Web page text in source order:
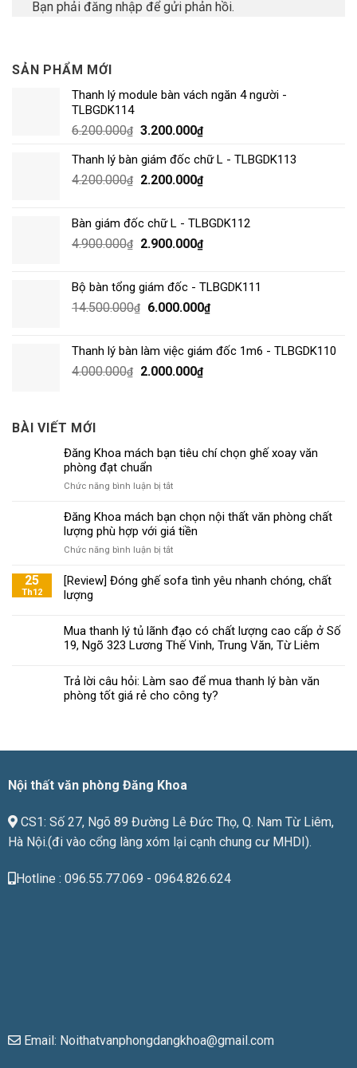
SẢN PHẨM MỚI
Thanh lý module bàn vách ngăn 4 người -
TLBGDK114
6.200.000₫ 3.200.000₫
Thanh lý bàn giám đốc chữ L - TLBGDK113
4.200.000₫ 2.200.000₫
Bàn giám đốc chữ L - TLBGDK112
4.900.000₫ 2.900.000₫
Bộ bàn tổng giám đốc - TLBGDK111
14.500.000₫ 6.000.000₫
Thanh lý bàn làm việc giám đốc 1m6 - TLBGDK110
4.000.000₫ 2.000.000₫
BÀI VIẾT MỚI
Đăng Khoa mách bạn tiêu chí chọn ghế xoay văn
phòng đạt chuẩn
Chức năng bình luận bị tắtở
Khoa
mách
tiêu
chọn
phòng
đạt
Đăng Khoa mách bạn chọn nội thất văn phòng chất
lượng phù hợp với giá tiền
Chức năng bình luận bị tắtở
Khoa
nội
thất
chất
lượng
giá
25
Th12
[Review] Đóng ghế sofa tình yêu nhanh chóng, chất
lượng
Mua thanh lý tủ lãnh đạo có chất lượng cao cấp ở Số
19, Ngõ 323 Lương Thế Vinh, Trung Văn, Từ Liêm
Trả lời câu hỏi: Làm sao để mua thanh lý bàn văn
phòng tốt giá rẻ cho công ty?
Bạn phải đăng nhập để gửi phản hồi.
Nội thất văn phòng Đăng Khoa
CS1: Số 27, Ngõ 89 Đường Lê Đức Thọ, Q. Nam Từ Liêm,
Hà Nội.(đi vào cổng làng xóm lại cạnh chung cư MHDI).
Hotline : 096.55.77.069 - 0964.826.624
Email: Noithatvanphongdangkhoa@gmail.com